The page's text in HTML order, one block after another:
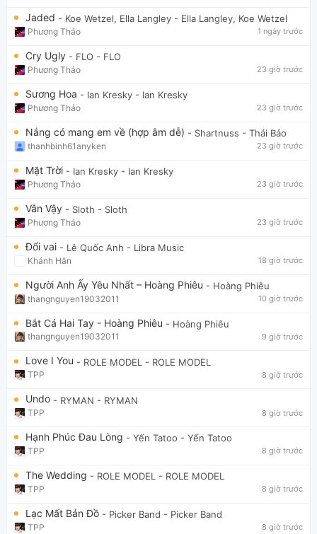
Jaded - Koe Wetzel, Ella Langley - Ella Langley, Koe Wetzel
Phương Thảo 1 ngày trước
Cry Ugly - FLO - FLO
Phương Thảo 23 giờ trước
Sương Hoa - Ian Kresky - Ian Kresky
Phương Thảo 23 giờ trước
Nắng có mang em về (hợp âm dễ) - Shartnuss - Thái Bảo
thanhbinh61anyken 23 giờ trước
Mặt Trời - Ian Kresky - Ian Kresky
Phương Thảo 23 giờ trước
Vẫn Vậy - Sloth - Sloth
Phương Thảo 23 giờ trước
Đổi vai - Lê Quốc Anh - Libra Music
Khánh Hân 18 giờ trước
Người Anh Ấy Yêu Nhất – Hoàng Phiêu - Hoàng Phiêu
thangnguyen19032011 10 giờ trước
Bắt Cá Hai Tay - Hoàng Phiêu - Hoàng Phiêu
thangnguyen19032011 9 giờ trước
Love I You - ROLE MODEL - ROLE MODEL
TPP 8 giờ trước
Undo - RYMAN - RYMAN
TPP 8 giờ trước
Hạnh Phúc Đau Lòng - Yến Tatoo - Yến Tatoo
TPP 8 giờ trước
The Wedding - ROLE MODEL - ROLE MODEL
TPP 8 giờ trước
Lạc Mất Bản Đồ - Picker Band - Picker Band
TPP 8 giờ trước